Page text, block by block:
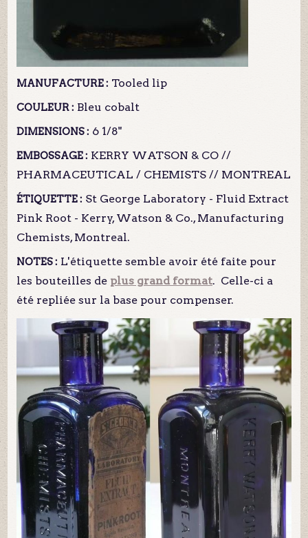
MANUFACTURE : Tooled lip
COULEUR : Bleu cobalt
DIMENSIONS : 6 1/8"
EMBOSSAGE : KERRY WATSON & CO //
PHARMACEUTICAL / CHEMISTS // MONTREAL
ÉTIQUETTE : St George Laboratory - Fluid Extract
Pink Root - Kerry, Watson & Co., Manufacturing
Chemists, Montreal.
NOTES : L'étiquette semble avoir été faite pour
les bouteilles de plus grand format. Celle-ci a
été repliée sur la base pour compenser.